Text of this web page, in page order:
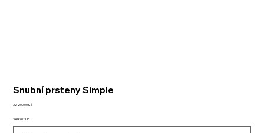
Snubní prsteny Simple
Cena
32 200,00 Kč
Velikost On